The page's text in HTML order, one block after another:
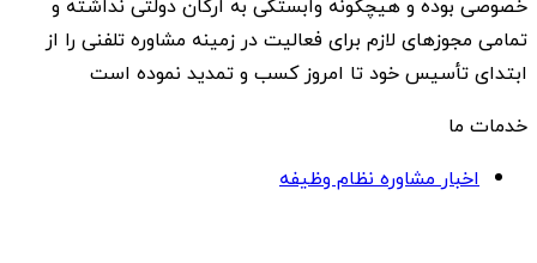
تمامی مجوزهای لازم برای فعالیت در زمینه مشاوره تلفنی را از
ابتدای تأسیس خود تا امروز کسب و تمدید نموده است
خدمات ما
اخبار مشاوره نظام وظیفه